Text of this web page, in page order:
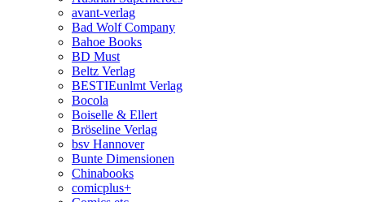
avant-verlag
Bad Wolf Company
Bahoe Books
BD Must
Beltz Verlag
BESTIEunlmt Verlag
Bocola
Boiselle & Ellert
Bröseline Verlag
bsv Hannover
Bunte Dimensionen
Chinabooks
comicplus+